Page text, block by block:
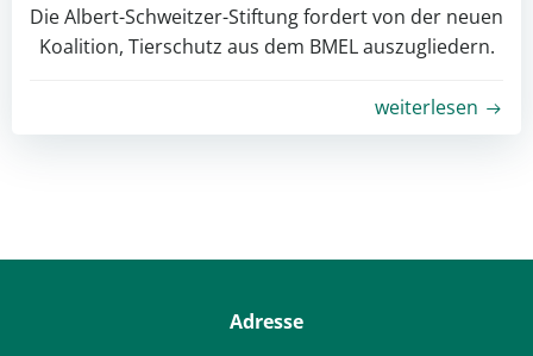
Die Albert-Schweitzer-Stiftung fordert von der neuen
Koalition, Tierschutz aus dem BMEL auszugliedern.
weiterlesen
Adresse